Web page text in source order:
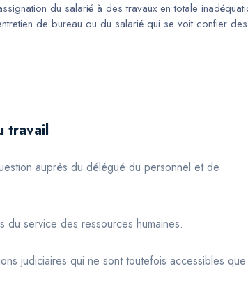
du salarié à des travaux en totale
de bureau ou du salarié qui se voit confier des
travail
auprès du délégué du personnel et de
du service des ressources humaines.
judiciaires qui ne sont toutefois accessibles